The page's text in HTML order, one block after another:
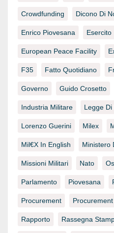
Crowdfunding Dicono Di
Enrico Piovesana Esercito
European Peace Facility
F35 Fatto Quotidiano
Governo Guido Crosetto
Industria Militare Legge Di
Lorenzo Guerini Milex
Mil€x In English Ministero
Missioni Militari Nato
Parlamento Piovesana
Procurement
Rapporto Rassegna